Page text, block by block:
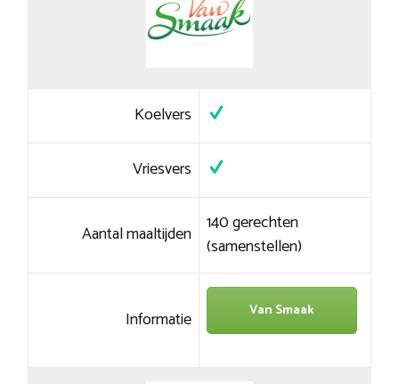
Koelvers
Vriesvers
Aantal maaltijden 140 gerechten
(samenstellen)
Informatie Van Smaak